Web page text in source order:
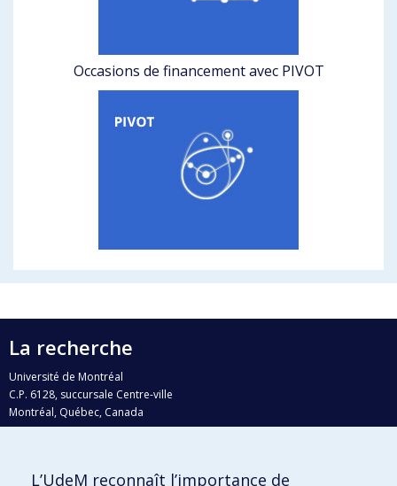
Occasions de financement avec PIVOT
La recherche
Université de Montréal
C.P. 6128, succursale Centre-ville
Montréal, Québec, Canada
H3C 3J7
L’UdeM reconnaît l’importance de